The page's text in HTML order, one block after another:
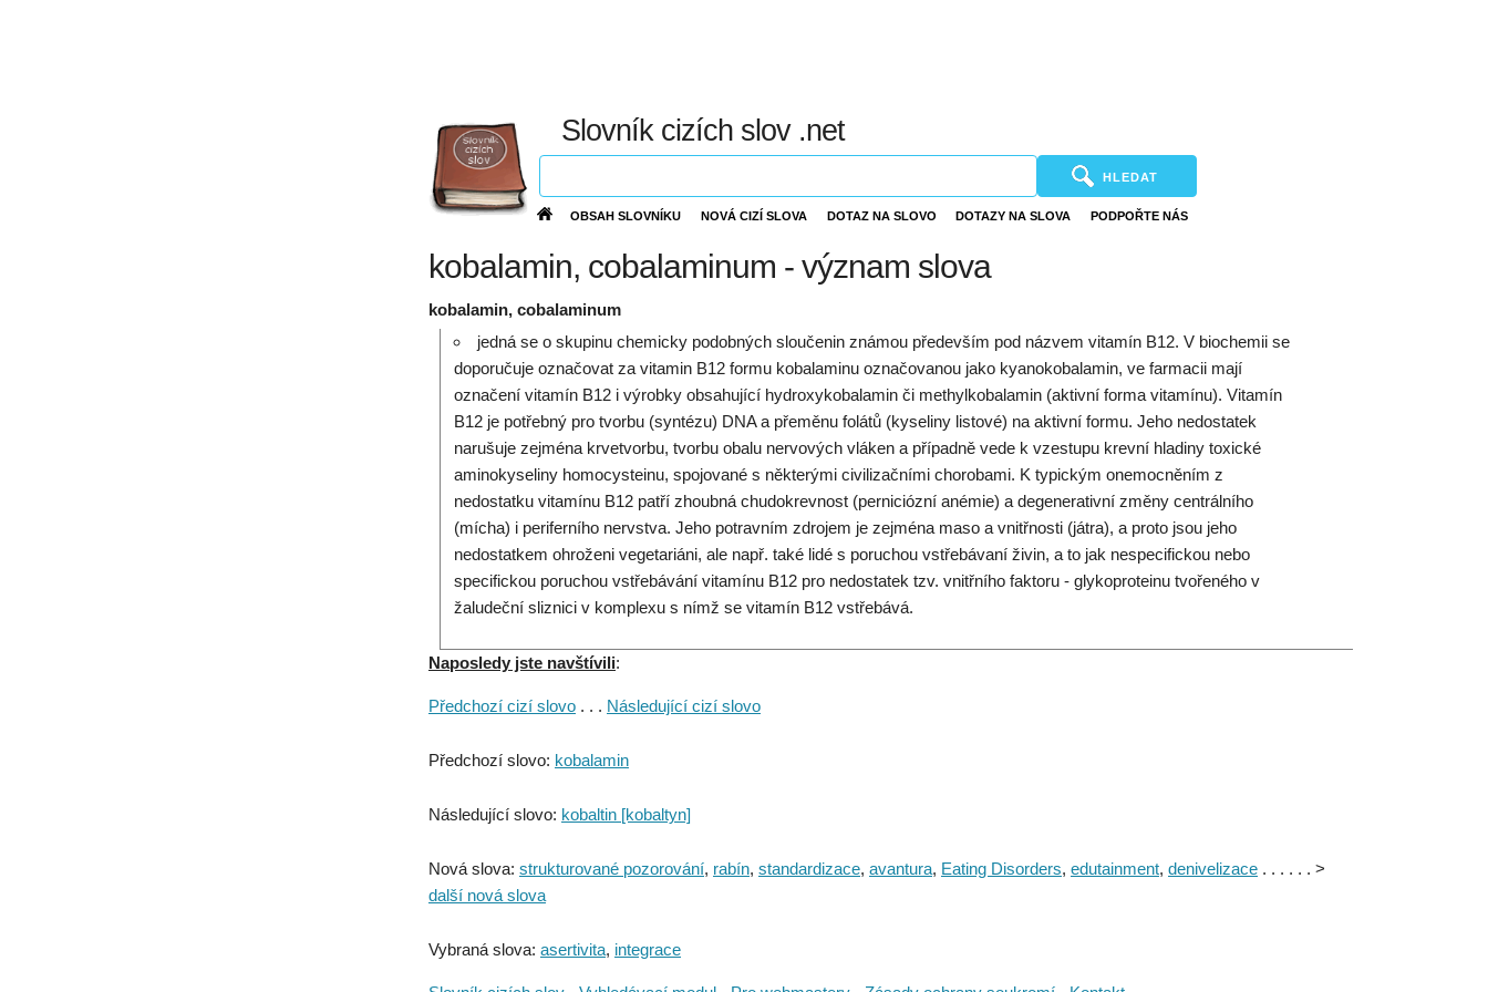
Slovník cizích slov .net
HLEDAT
OBSAH SLOVNÍKU NOVÁ CIZÍ SLOVA DOTAZ NA SLOVO DOTAZY NA SLOVA PODPOŘTE NÁS
kobalamin, cobalaminum - význam slova
kobalamin, cobalaminum
jedná se o skupinu chemicky podobných sloučenin známou především pod názvem vitamín B12. V biochemii se
doporučuje označovat za vitamin B12 formu kobalaminu označovanou jako kyanokobalamin, ve farmacii mají
označení vitamín B12 i výrobky obsahující hydroxykobalamin či methylkobalamin (aktivní forma vitamínu). Vitamín
B12 je potřebný pro tvorbu (syntézu) DNA a přeměnu folátů (kyseliny listové) na aktivní formu. Jeho nedostatek
narušuje zejména krvetvorbu, tvorbu obalu nervových vláken a případně vede k vzestupu krevní hladiny toxické
aminokyseliny homocysteinu, spojované s některými civilizačními chorobami. K typickým onemocněním z
nedostatku vitamínu B12 patří zhoubná chudokrevnost (perniciózní anémie) a degenerativní změny centrálního
(mícha) i periferního nervstva. Jeho potravním zdrojem je zejména maso a vnitřnosti (játra), a proto jsou jeho
nedostatkem ohroženi vegetariáni, ale např. také lidé s poruchou vstřebávaní živin, a to jak nespecifickou nebo
specifickou poruchou vstřebávání vitamínu B12 pro nedostatek tzv. vnitřního faktoru - glykoproteinu tvořeného v
žaludeční sliznici v komplexu s nímž se vitamín B12 vstřebává.
Naposledy jste navštívili:
Předchozí cizí slovo . . . Následující cizí slovo
Předchozí slovo: kobalamin
Následující slovo: kobaltin [kobaltyn]
Nová slova: strukturované pozorování, rabín, standardizace, avantura, Eating Disorders, edutainment, denivelizace . . . . . . >
další nová slova
Vybraná slova: asertivita, integrace